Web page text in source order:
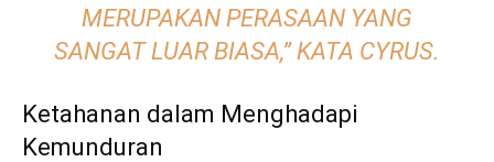
MERUPAKAN PERASAAN YANG
SANGAT LUAR BIASA,” KATA CYRUS.
Ketahanan dalam Menghadapi
Kemunduran